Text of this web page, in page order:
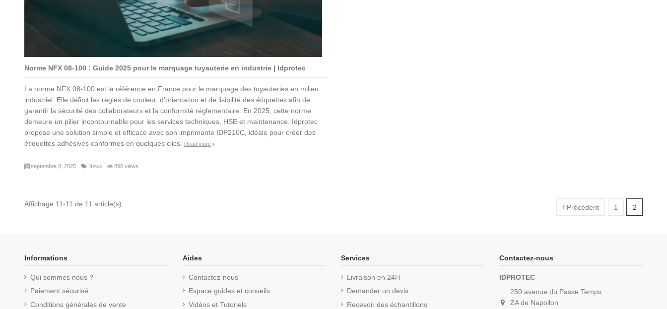
Norme NFX 08-100 : Guide 2025 pour le marquage tuyauterie en industrie | Idprotec
La norme NFX 08-100 est la référence en France pour le marquage des tuyauteries en milieu
industriel. Elle définit les règles de couleur, d’orientation et de lisibilité des étiquettes afin de
garantir la sécurité des collaborateurs et la conformité réglementaire. En 2025, cette norme
demeure un pilier incontournable pour les services techniques, HSE et maintenance. Idprotec
propose une solution simple et efficace avec son imprimante IDP210C, idéale pour créer des
étiquettes adhésives conformes en quelques clics. Read more
septembre 8, 2025 News 890 views
Affichage 11-11 de 11 article(s) Précédent 1 2
Informations
Qui sommes nous ?
Paiement sécurisé
Conditions générales de vente
Aides
Contactez-nous
Espace guides et conseils
Vidéos et Tutoriels
Services
Livraison en 24H
Demander un devis
Recevoir des échantillons
Contactez-nous
IDPROTEC
250 avenue du Passe Temps
ZA de Napollon